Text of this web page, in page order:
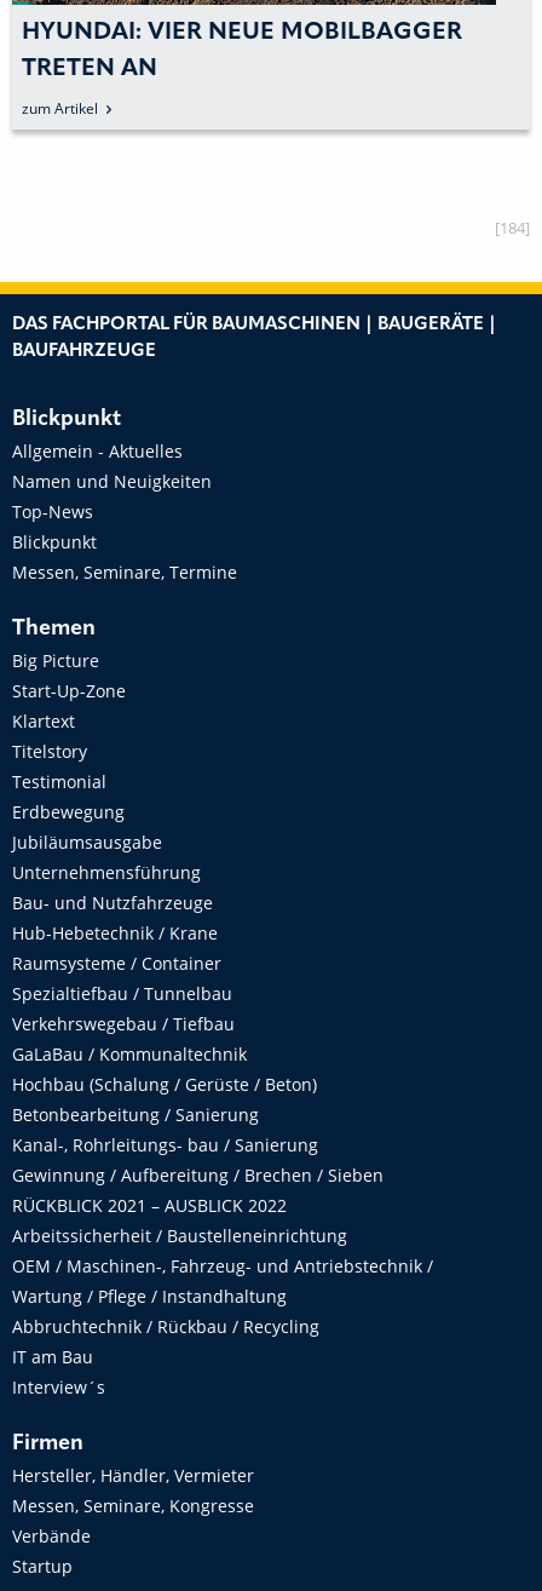
HYUNDAI:
EINSATZ AUF DER GROSSBAUSTELLE
zum Artikel
[184]
DAS FACHPORTAL FÜR BAUMASCHINEN | BAUGERÄTE |
BAUFAHRZEUGE
Blickpunkt
Allgemein - Aktuelles
Namen und Neuigkeiten
Top-News
Blickpunkt
Messen, Seminare, Termine
Themen
Big Picture
Start-Up-Zone
Klartext
Titelstory
Testimonial
Erdbewegung
Jubiläumsausgabe
Unternehmensführung
Bau- und Nutzfahrzeuge
Hub-Hebetechnik / Krane
Raumsysteme / Container
Spezialtiefbau / Tunnelbau
Verkehrswegebau / Tiefbau
GaLaBau / Kommunaltechnik
Hochbau (Schalung / Gerüste / Beton)
Betonbearbeitung / Sanierung
Kanal-, Rohrleitungs- bau / Sanierung
Gewinnung / Aufbereitung / Brechen / Sieben
RÜCKBLICK 2021 – AUSBLICK 2022
Arbeitssicherheit / Baustelleneinrichtung
OEM / Maschinen-, Fahrzeug- und Antriebstechnik /
Wartung / Pflege / Instandhaltung
Abbruchtechnik / Rückbau / Recycling
IT am Bau
Interview´s
Firmen
Hersteller, Händler, Vermieter
Messen, Seminare, Kongresse
Verbände
Startup